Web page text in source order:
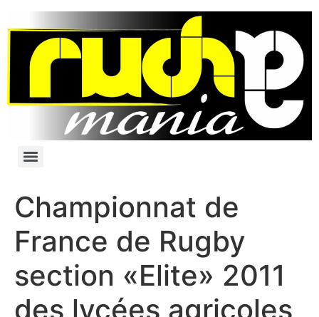
Championnat de
France de Rugby
section «Elite» 2011
des lycées agricoles